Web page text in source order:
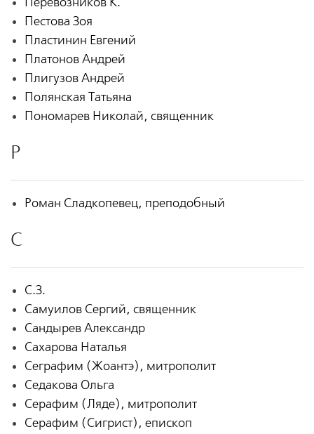
Пестова Зоя
Пластинин Евгений
Платонов Андрей
Плигузов Андрей
Полянская Татьяна
Пономарев Николай, священник
Р
Роман Сладкопевец, преподобный
С
С.З.
Самуилов Сергий, священник
Сандырев Александр
Сахарова Наталья
Сеграфим (Жоантэ), митрополит
Седакова Ольга
Серафим (Ляде), митрополит
Серафим (Сигрист), епископ